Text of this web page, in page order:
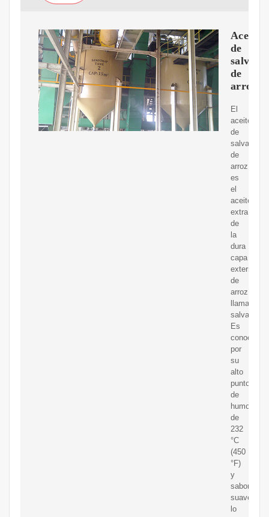
Aceite
de
salvado
de
arroz
El
aceite
de
salvado
de
arroz
es
el
aceite
extraído
de
la
dura
capa
externa
de
arroz
llamada
salvado.
Es
conocido
por
su
alto
punto
de
humo
de
232
°C
(450
°F)
y
sabor
suave,
lo